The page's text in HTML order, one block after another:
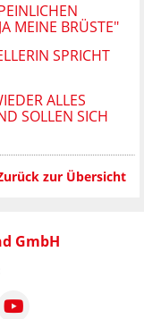
MEINE BRÜSTE"
SPRICHT
ALLES
SOLLEN SICH
zur Übersicht
GmbH